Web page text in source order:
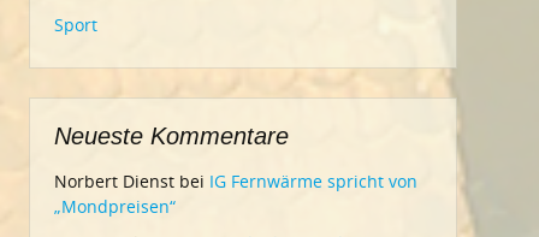
Sport
Neueste Kommentare
Norbert Dienst bei IG Fernwärme spricht von
„Mondpreisen“